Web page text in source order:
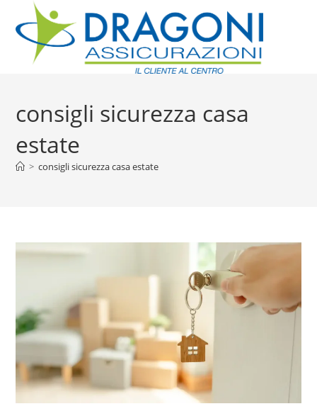
consigli sicurezza casa
estate
> consigli sicurezza casa estate